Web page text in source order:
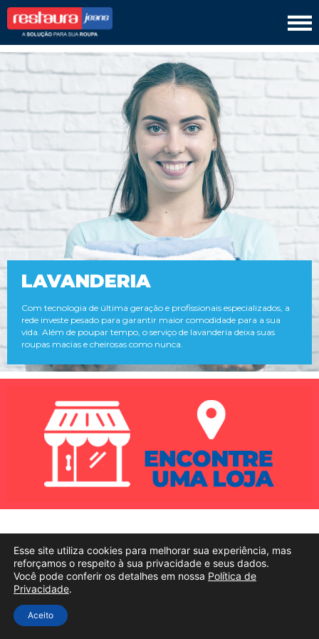
COSTURA
LAVANDERIA
COURO
PRODUTOS
SEJA UM FRANQUEADO
LAVANDERIA
Com tecnologia de última geração e profissionais especializados, a
rede investe pesado para garantir maior comodidade para a sua
vida. Além de poupar tempo, o serviço de lavanderia deixa suas
roupas macias e cheirosas como nunca.
Esse site utiliza cookies para melhorar sua experiência, mas
reforçamos o respeito à sua privacidade e seus dados.
Você pode conferir os detalhes em nossa Política de
Privacidade.
Aceito